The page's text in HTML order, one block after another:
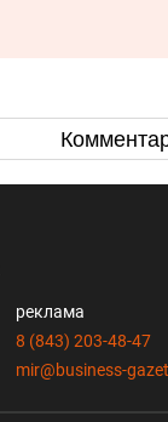
реклама
8 (843) 203-48-47
mir@business-